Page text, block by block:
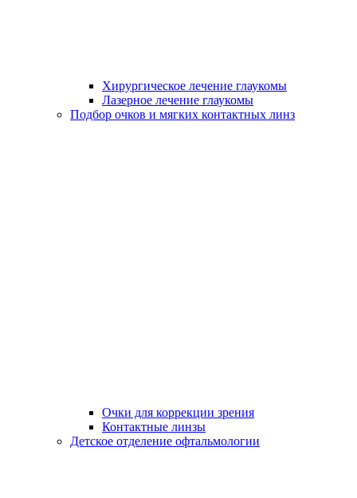
Хирургическое лечение глаукомы
Лазерное лечение глаукомы
Подбор очков и мягких контактных линз
Очки для коррекции зрения
Контактные линзы
Детское отделение офтальмологии